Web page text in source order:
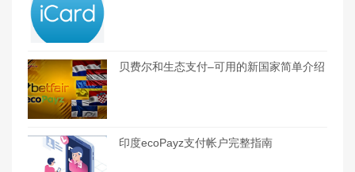
贝费尔和生态支付–可用的新国家简单介绍
印度ecoPayz支付帐户完整指南